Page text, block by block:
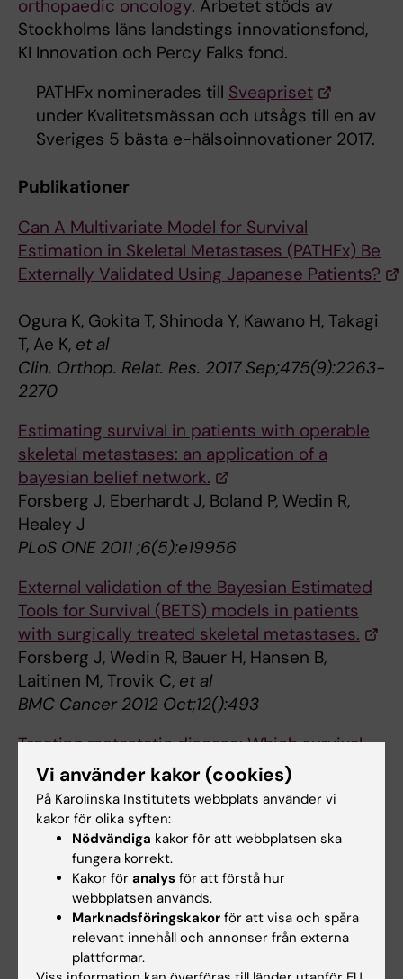
orthopaedic oncology. Arbetet stöds av
Stockholms läns landstings innovationsfond,
KI Innovation och Percy Falks fond.
PATHFx nominerades till Sveapriset
under Kvalitetsmässan och utsågs till en av
Sveriges 5 bästa e-hälsoinnovationer 2017.
Publikationer
Can A Multivariate Model for Survival
Estimation in Skeletal Metastases (PATHFx) Be
Externally Validated Using Japanese Patients?
Ogura K, Gokita T, Shinoda Y, Kawano H, Takagi
T, Ae K, et al
Clin. Orthop. Relat. Res. 2017 Sep;475(9):2263-
2270
Estimating survival in patients with operable
skeletal metastases: an application of a
bayesian belief network.
Forsberg J, Eberhardt J, Boland P, Wedin R,
Healey J
PLoS ONE 2011 ;6(5):e19956
External validation of the Bayesian Estimated
Tools for Survival (BETS) models in patients
with surgically treated skeletal metastases.
Forsberg J, Wedin R, Bauer H, Hansen B,
Laitinen M, Trovik C, et al
BMC Cancer 2012 Oct;12():493
Treating metastatic disease: Which survival
model is best suited for the clinic?
Forsberg J, Sjoberg D, Chen Q, Vickers A,
Healey J
Clin. Orthop. Relat. Res. 2013 Mar;471(3):843-
Can We Estimate Short- and Intermediate-
term Survival in Patients Undergoing Surgery
for Metastatic Bone Disease?
Forsberg J, Wedin R, Boland P, Healey J
Vi använder kakor (cookies)
På Karolinska Institutets webbplats använder vi
kakor för olika syften:
Nödvändiga kakor för att webbplatsen ska
fungera korrekt.
Kakor för analys för att förstå hur
webbplatsen används.
Marknadsföringskakor för att visa och spåra
relevant innehåll och annonser från externa
plattformar.